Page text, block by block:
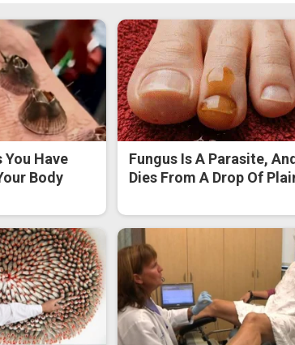
You Have
Body
Fungus Is A Parasite,
Dies From A Drop Of